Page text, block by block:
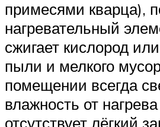
примесями кварца),
нагревательный
сжигает кислород
пыли и мелкого
помещении всегда
влажность от
отсутствует лёгкий